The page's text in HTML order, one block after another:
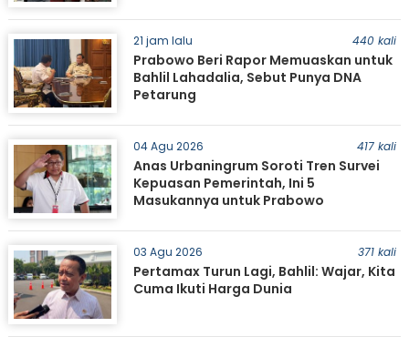
21 jam lalu 440 kali
Prabowo Beri Rapor Memuaskan untuk
Bahlil Lahadalia, Sebut Punya DNA
Petarung
04 Agu 2026 417 kali
Anas Urbaningrum Soroti Tren Survei
Kepuasan Pemerintah, Ini 5
Masukannya untuk Prabowo
03 Agu 2026 371 kali
Pertamax Turun Lagi, Bahlil: Wajar, Kita
Cuma Ikuti Harga Dunia